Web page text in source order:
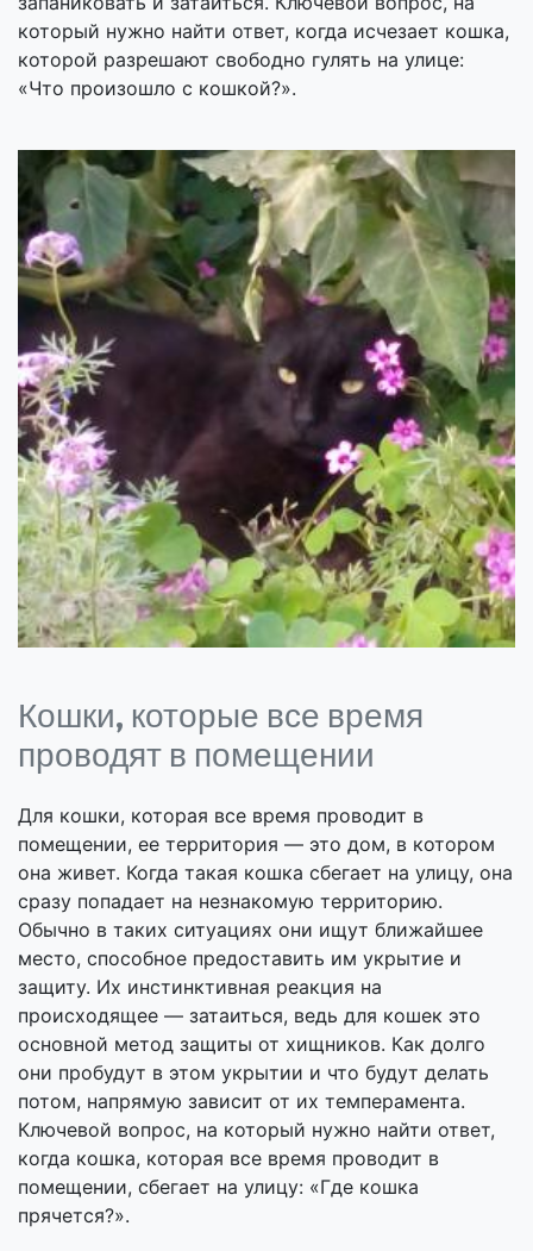
который нужно найти ответ, когда исчезает кошка,
которой разрешают свободно гулять на улице:
«Что произошло с кошкой?».
Кошки, которые все время
проводят в помещении
Для кошки, которая все время проводит в
помещении, ее территория — это дом, в котором
она живет. Когда такая кошка сбегает на улицу, она
сразу попадает на незнакомую территорию.
Обычно в таких ситуациях они ищут ближайшее
место, способное предоставить им укрытие и
защиту. Их инстинктивная реакция на
происходящее — затаиться, ведь для кошек это
основной метод защиты от хищников. Как долго
они пробудут в этом укрытии и что будут делать
потом, напрямую зависит от их темперамента.
Ключевой вопрос, на который нужно найти ответ,
когда кошка, которая все время проводит в
помещении, сбегает на улицу: «Где кошка
прячется?».